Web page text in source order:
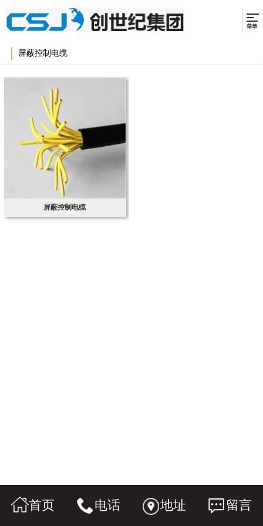
屏蔽控制电缆
屏蔽控制电缆
首页 电话 地址 留言